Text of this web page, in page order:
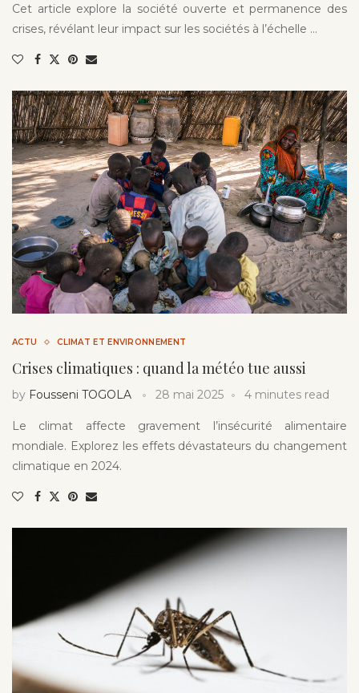
Cet article explore la société ouverte et permanence des
crises, révélant leur impact sur les sociétés à l’échelle …
ACTU CLIMAT ET ENVIRONNEMENT
Crises climatiques : quand la météo tue aussi
by Fousseni TOGOLA 28 mai 2025 4 minutes read
Le climat affecte gravement l’insécurité alimentaire
mondiale. Explorez les effets dévastateurs du changement
climatique en 2024.